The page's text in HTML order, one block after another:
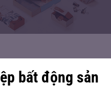
bất động sản